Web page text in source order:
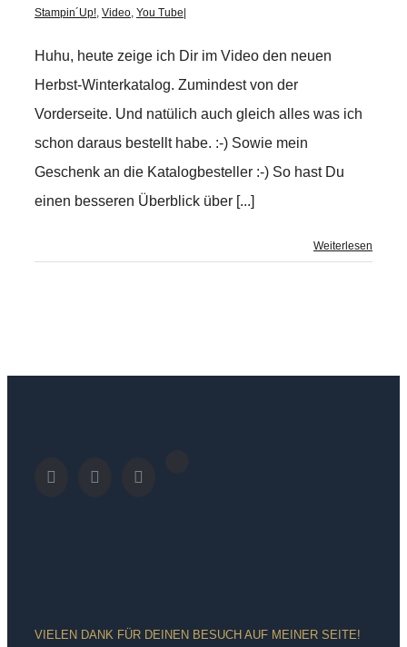
Stampin´Up!, Video, You Tube
Huhu, heute zeige ich Dir im Video den neuen
Herbst-Winterkatalog. Zumindest von der
Vorderseite. Und natülich auch gleich alles was ich
schon daraus bestellt habe. :-) Sowie mein
Geschenk an die Katalogbesteller :-) So hast Du
einen besseren Überblick über [...]
Weiterlesen
VIELEN DANK FÜR DEINEN BESUCH AUF MEINER SEITE!